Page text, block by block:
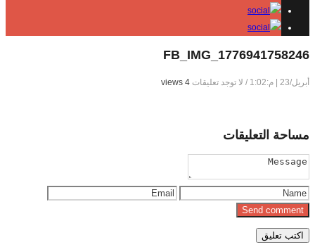
FB_IMG_1776941758246
أبريل/23 | م:1:02 / لا توجد تعليقات 4 views
مساحة التعليقات